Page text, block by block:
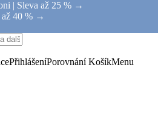
| Sleva až 25 % →
až 40 % →
PřihlášeníPorovnání KošíkMenu